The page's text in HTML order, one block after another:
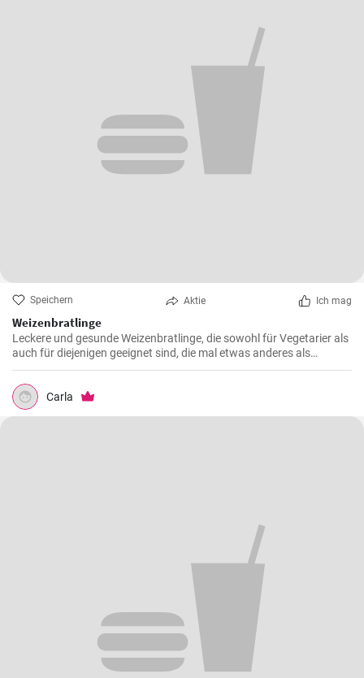
Speichern Aktie Ich mag
Weizenbratlinge
Leckere und gesunde Weizenbratlinge, die sowohl für Vegetarier als
auch für diejenigen geeignet sind, die mal etwas anderes als
normale Fleischbratlinge genießen möchten.
Carla